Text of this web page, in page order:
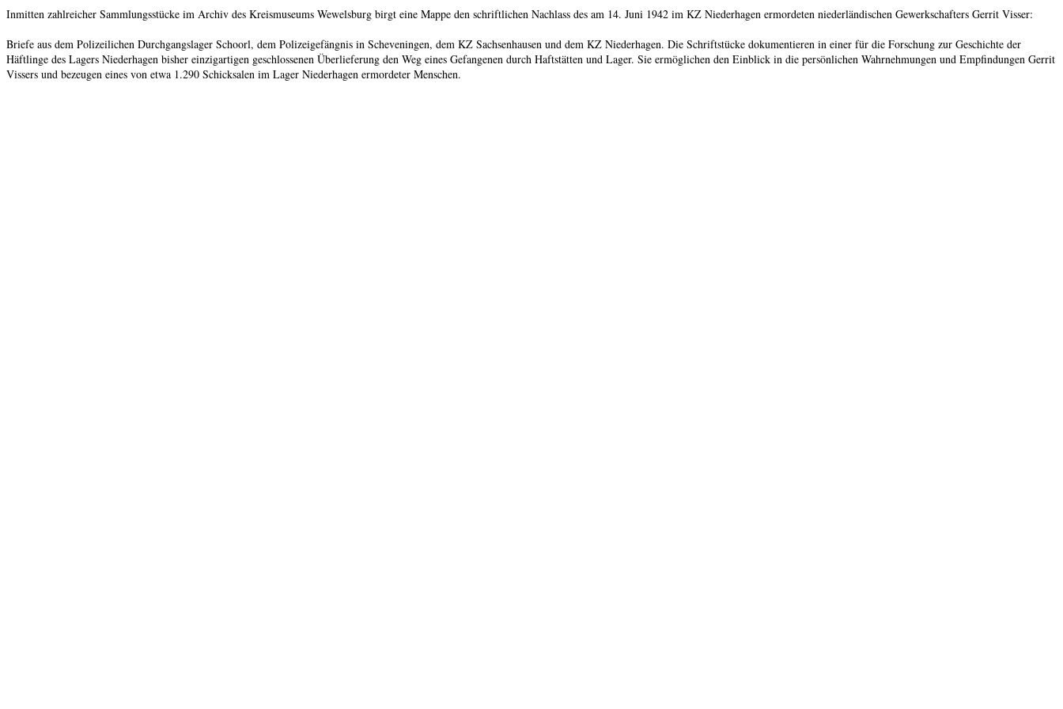
Inmitten zahlreicher Sammlungsstücke im Archiv des Kreismuseums Wewelsburg birgt eine Mappe den schriftlichen Nachlass des am 14. Juni 1942 im KZ Niederhagen ermordeten niederländischen Gewerkschafters Gerrit Visser:
Briefe aus dem Polizeilichen Durchgangslager Schoorl, dem Polizeigefängnis in Scheveningen, dem KZ Sachsenhausen und dem KZ Niederhagen. Die Schriftstücke dokumentieren in einer für die Forschung zur Geschichte der
Häftlinge des Lagers Niederhagen bisher einzigartigen geschlossenen Überlieferung den Weg eines Gefangenen durch Haftstätten und Lager. Sie ermöglichen den Einblick in die persönlichen Wahrnehmungen und Empfindungen Gerrit
Vissers und bezeugen eines von etwa 1.290 Schicksalen im Lager Niederhagen ermordeter Menschen.